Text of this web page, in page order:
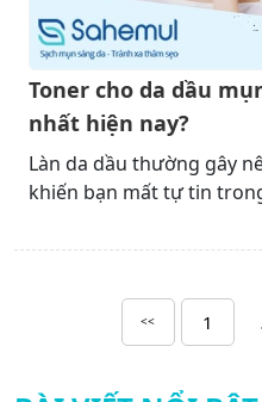
Toner cho da dầu
nhất hiện nay?
Làn da dầu thường gây
khiến bạn mất tự tin
<< 1